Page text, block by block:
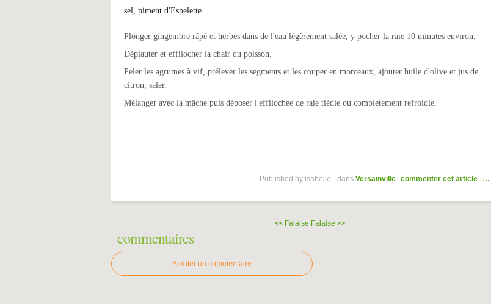
sel, piment d'Espelette
Plonger gingembre râpé et herbes dans de l'eau légèrement salée, y pocher la raie 10 minutes environ.
Dépiauter et effilocher la chair du poisson.
Peler les agrumes à vif, prélever les segments et les couper en morceaux, ajouter huile d'olive et jus de
citron, saler.
Mélanger avec la mâche puis déposer l'effilochée de raie tiédie ou complètement refroidie.
Published by isabelle - dans Versainville commenter cet article …
<< Falaise Falaise >>
commentaires
Ajouter un commentaire